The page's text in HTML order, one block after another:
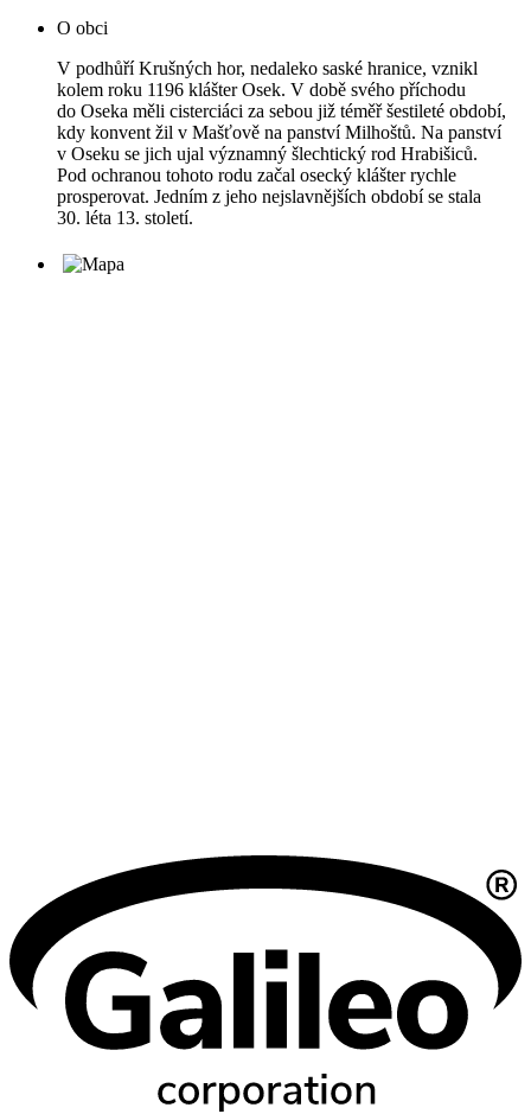
O obci
V podhůří Krušných hor, nedaleko saské hranice, vznikl
kolem roku 1196 klášter Osek. V době svého příchodu
do Oseka měli cisterciáci za sebou již téměř šestileté období,
kdy konvent žil v Mašťově na panství Milhoštů. Na panství
v Oseku se jich ujal významný šlechtický rod Hrabišiců.
Pod ochranou tohoto rodu začal osecký klášter rychle
prosperovat. Jedním z jeho nejslavnějších období se stala
30. léta 13. století.